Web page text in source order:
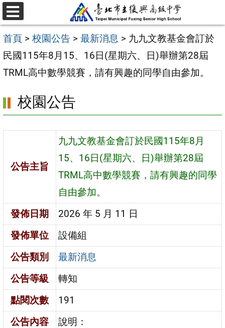
跳
至
主
要
內
區
選
單
首頁 > 校園公告 > 最新消息 > 九九文教基金會訂於
民國115年8月15、16日(星期六、日)舉辦第28屆
TRML高中數學競賽，請有興趣的同學自由參加。
校園公告
公告主旨
九九文教基金會訂於民國115年8月
15、16日(星期六、日)舉辦第28屆
TRML高中數學競賽，請有興趣的同學
自由參加。
發佈日期
2026 年 5 月 11 日
發佈單位
設備組
公告類別
最新消息
公告等級
轉知
點閱次數
191
公告內容
說明：